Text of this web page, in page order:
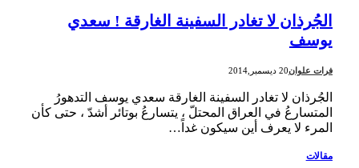
الجُرذان لا تغادر السفينة الغارقة ! سعدي
يوسف
فرات علوان 20 ديسمبر,2014
الجُرذان لا تغادر السفينة الغارقة سعدي يوسف التدهورُ
المتسارعُ في العراق المحتلّ ، يتسارعُ بوتائر أشدّ ، حتى كأن
المرء لا يعرف أين سيكون غداً…
مقالات